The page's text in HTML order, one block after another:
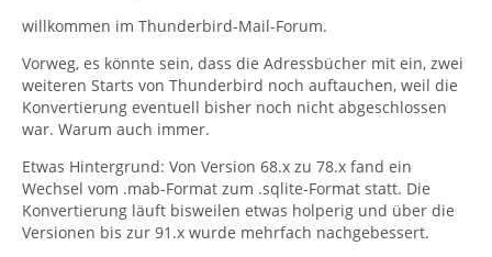
willkommen im Thunderbird-Mail-Forum.
Vorweg, es könnte sein, dass die Adressbücher mit ein, zwei
weiteren Starts von Thunderbird noch auftauchen, weil die
Konvertierung eventuell bisher noch nicht abgeschlossen
war. Warum auch immer.
Etwas Hintergrund: Von Version 68.x zu 78.x fand ein
Wechsel vom .mab-Format zum .sqlite-Format statt. Die
Konvertierung läuft bisweilen etwas holperig und über die
Versionen bis zur 91.x wurde mehrfach nachgebessert.